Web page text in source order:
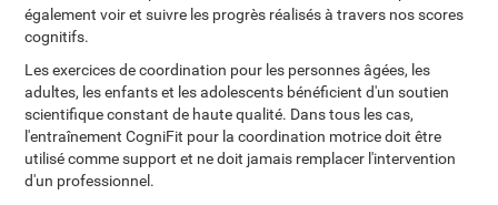
également voir et suivre les progrès réalisés à travers nos scores
cognitifs.
Les exercices de coordination pour les personnes âgées, les
adultes, les enfants et les adolescents bénéficient d'un soutien
scientifique constant de haute qualité. Dans tous les cas,
l'entraînement CogniFit pour la coordination motrice doit être
utilisé comme support et ne doit jamais remplacer l'intervention
d'un professionnel.